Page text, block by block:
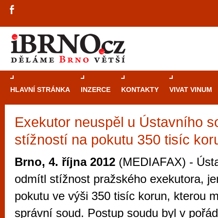
HLAVNÍ STRÁNKA INZERCE KONTAKTY VIVAT VINUM
Exekutor neuspěl u Ústavního
stížností na pokutu 350 tisíc
Brno, 4. října 2012 (MEDIAFAX) -
odmítl stížnost pražského exekutora,
pokutu ve výši 350 tisíc korun, kterou
správní soud. Postup soudu byl v
Průvodce
Brně: Od
Brno je
zajímavé
restaurace,
Mimo jiné je ale také místem, kde si